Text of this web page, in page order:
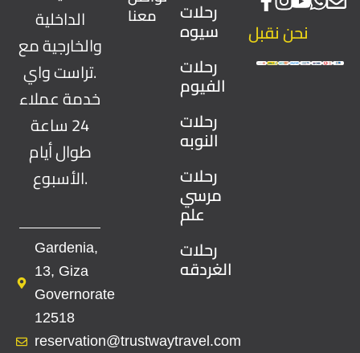
الداخلية
والخارجية مع
تراست واي.
خدمة عملاء
24 ساعة
طوال أيام
الأسبوع.
Gardenia,
13, Giza
Governorate
12518
reservation@trustwaytravel.com
معنا
رحلات
سيوه
رحلات
الفيوم
رحلات
النوبه
رحلات
مرسي
علم
رحلات
الغردقه
نحن نقبل